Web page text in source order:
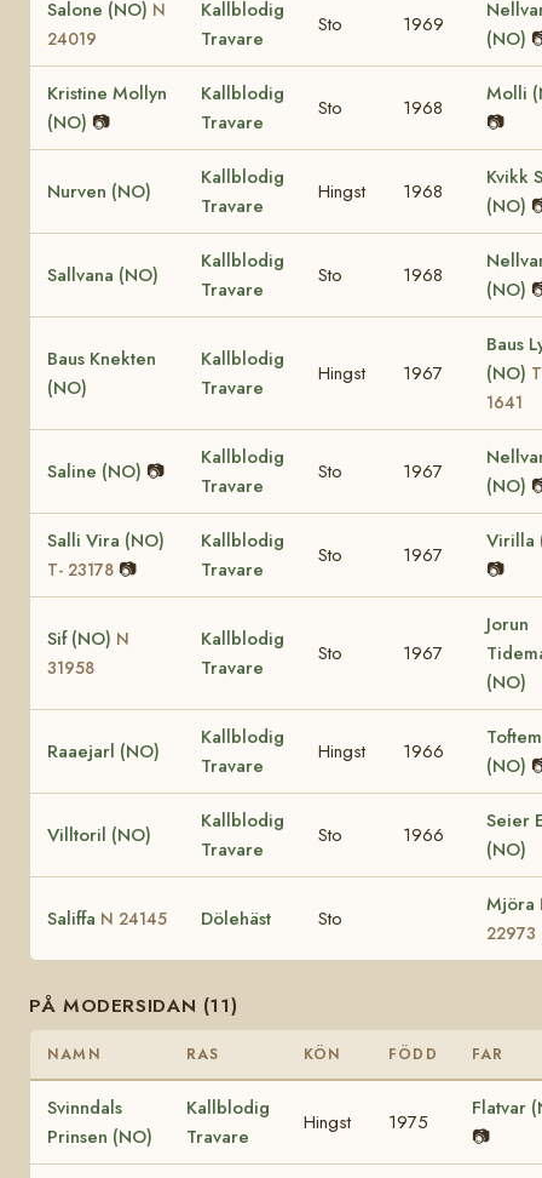
Salone (NO) N
24019
Kallblodig
Travare
Sto 1969
(NO)
Kristine Mollyn
(NO) 📷
Kallblodig
Travare
Sto 1968
Molli
📷
Nurven (NO)
Kallblodig
Travare
Hingst 1968
Kvikk
(NO)
Sallvana (NO)
Kallblodig
Travare
Sto 1968
(NO)
Baus Knekten
(NO)
Kallblodig
Travare
Hingst 1967
Baus
(NO)
1641
Saline (NO) 📷
Kallblodig
Travare
Sto 1967
(NO)
Salli Vira (NO)
T- 23178 📷
Kallblodig
Travare
Sto 1967
Virilla
📷
Sif (NO) N
31958
Kallblodig
Travare
Sto 1967
Jorun
(NO)
Raaejarl (NO)
Kallblodig
Travare
Hingst 1966
(NO)
Villtoril (NO)
Kallblodig
Travare
Sto 1966
Seier
(NO)
Saliffa N 24145 Dölehäst Sto
Mjöra
22973
PÅ MODERSIDAN (11)
NAMN RAS KÖN FÖDD FAR
Svinndals
Prinsen (NO)
Kallblodig
Travare
Hingst 1975
Flatvar
📷